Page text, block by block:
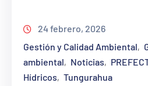
24 febrero, 2026
Gestión y Calidad Ambiental‚
ambiental‚ Noticias‚
Hídricos‚ Tungurahua